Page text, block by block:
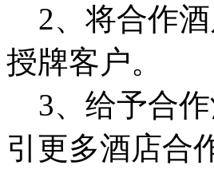
2、将合作酒
授牌客户。
3、给予合作
引更多酒店合